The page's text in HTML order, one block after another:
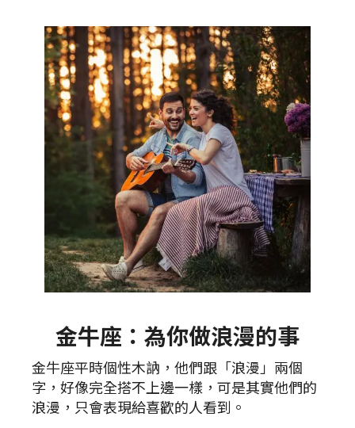
金牛座：為你做浪漫的事
金牛座平時個性木訥，他們跟「浪漫」兩個
字，好像完全搭不上邊一樣，可是其實他們的
浪漫，只會表現給喜歡的人看到。